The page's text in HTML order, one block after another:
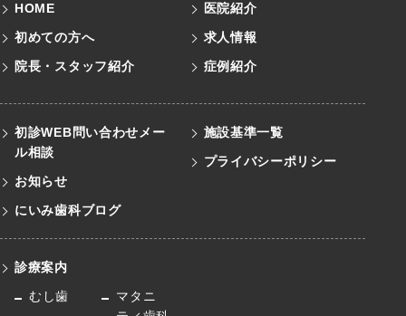
HOME
初めての方へ
院長・スタッフ紹介
医院紹介
求人情報
症例紹介
初診WEB問い合わせメー
ル相談
お知らせ
にいみ歯科ブログ
施設基準一覧
プライバシーポリシー
診療案内
むし歯
マタニ